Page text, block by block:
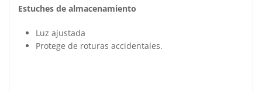
Estuches de almacenamiento
Luz ajustada
Protege de roturas accidentales.